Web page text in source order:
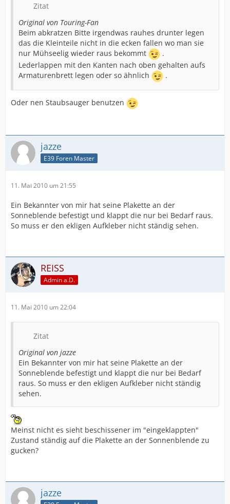
Zitat
Original von Touring-Fan
Beim abkratzen Bitte irgendwas rauhes drunter legen
das die Kleinteile nicht in die ecken fallen wo man sie
nur Mühseelig wieder raus bekommt
.
Lederlappen mit den Kanten nach oben gehalten aufs
Armaturenbrett legen oder so ähnlich
.
Oder nen Staubsauger benutzen
jazze
E39 Foren Master
11. Mai 2010 um 21:55
Ein Bekannter von mir hat seine Plakette an der
Sonneblende befestigt und klappt die nur bei Bedarf raus.
So muss er den ekligen Aufkleber nicht ständig sehen.
REISS
Admin a.D.
11. Mai 2010 um 22:04
Zitat
Original von jazze
Ein Bekannter von mir hat seine Plakette an der
Sonneblende befestigt und klappt die nur bei Bedarf
raus. So muss er den ekligen Aufkleber nicht ständig
sehen.
Meinst nicht es sieht beschissener im "eingeklappten"
Zustand ständig auf die Plakette an der Sonnenblende zu
gucken?
jazze